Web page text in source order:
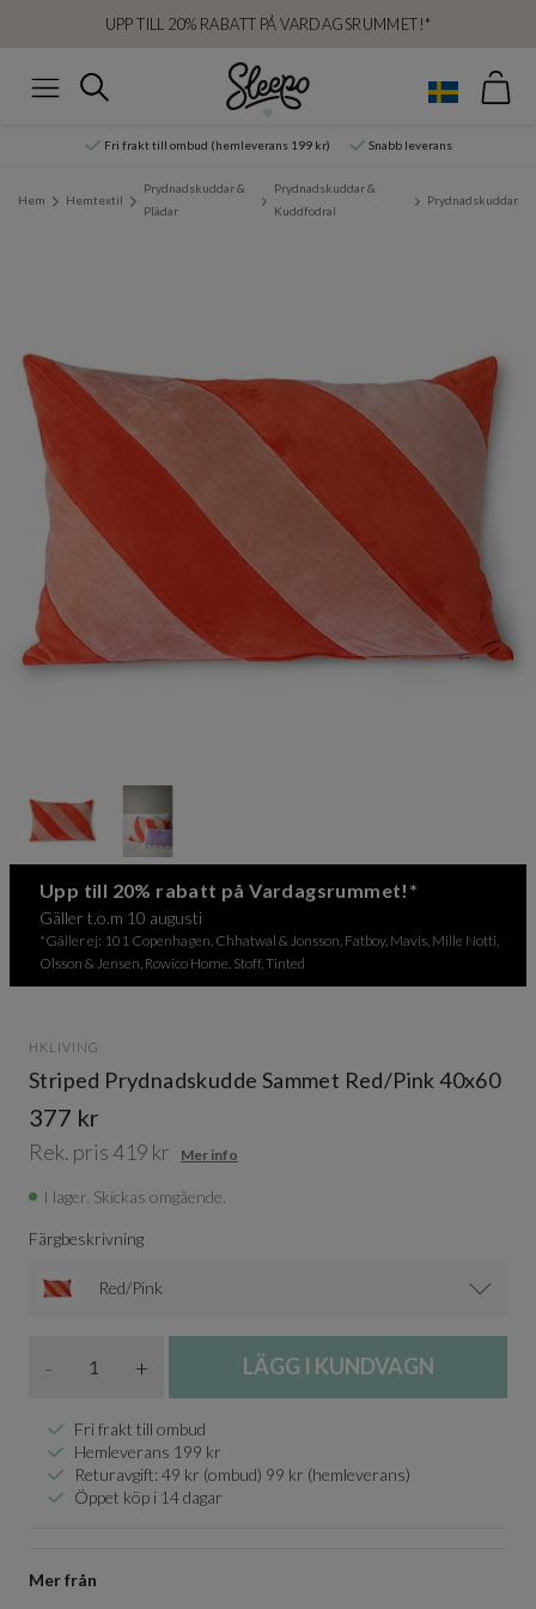
UPP TILL 20% RABATT PÅ VARDAGSRUMMET!*
Sök
Fri frakt till ombud (hemleverans 199 kr) Snabb leverans
Hem Hemtextil
Prydnadskuddar &
Plädar
Prydnadskuddar &
Kuddfodral
Prydnadskuddar
Upp till 20% rabatt på Vardagsrummet!*
Gäller t.o.m 10 augusti
*Gäller ej: 101 Copenhagen, Chhatwal & Jonsson, Fatboy, Mavis, Mille Notti,
Olsson & Jensen, Rowico Home, Stoff, Tinted
HKLIVING
Striped Prydnadskudde Sammet Red/Pink 40x60
377 kr
Rek. pris 419 kr Mer info
I lager. Skickas omgående.
Färgbeskrivning
Red/Pink
- + LÄGG I KUNDVAGN
Fri frakt till ombud
Hemleverans 199 kr
Returavgift: 49 kr (ombud) 99 kr (hemleverans)
Öppet köp i 14 dagar
Mer från